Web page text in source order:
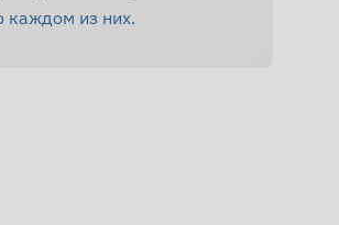
каждом из них.